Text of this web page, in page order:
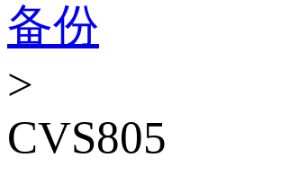
备份
>
CVS805